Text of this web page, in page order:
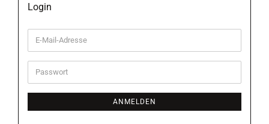
Login
E-
Mail-
Adresse
Passwort
ANMELDEN